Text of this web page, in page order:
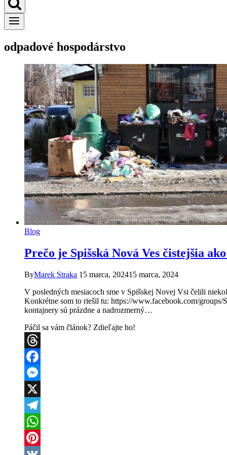
odpadové hospodárstvo
Blog
Prečo je Spišská Nová Ves čistejšia
ByMarek Straka 15 marca, 202415 marca, 2024
V posledných mesiacoch sme v Spišskej Novej Vsi čelili
Konkrétne som to riešil tu: https://www.facebook.com/
kontajnery sú prázdne a nadrozmerný…
Páčil sa vám článok? Zdieľajte ho!
Threads
Facebook
Messenger
X
Telegram
WhatsApp